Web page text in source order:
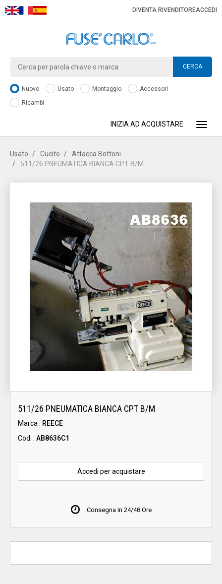
DIVENTA RIVENDITOREACCEDI
CERCA
Nuovo Usato Montaggio
Accessori
Ricambi
INIZIA AD ACQUISTARE
Usato Cucito
Attacca Bottoni
511/26 PNEUMATICA BIANCA CPT B/M
511/26 PNEUMATICA BIANCA CPT B/M
Marca : REECE
Cod. : AB8636C1
Accedi per acquistare
Consegna In 24/48 Ore